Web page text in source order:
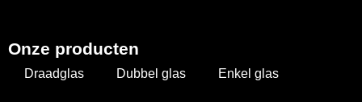
Onze producten
Draadglas Dubbel glas Enkel glas